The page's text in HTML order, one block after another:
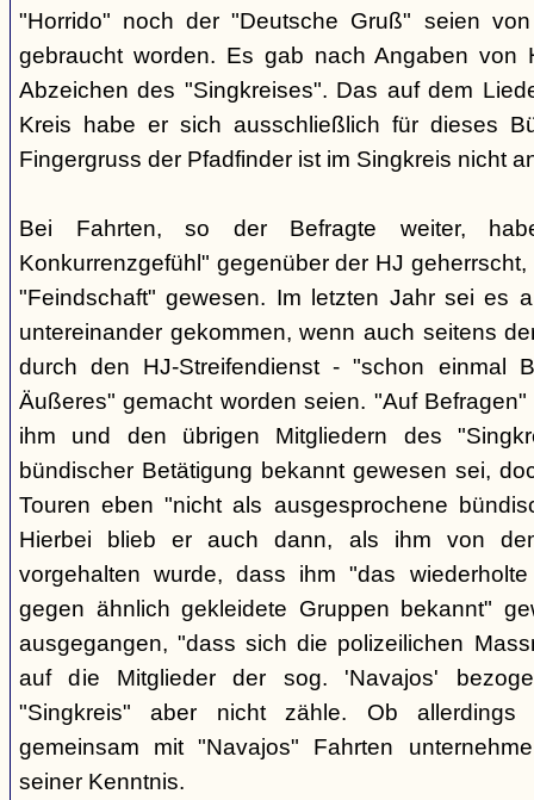
"Horrido" noch der "Deutsche Gruß" seien
gebraucht worden. Es gab nach Angaben von
Abzeichen des "Singkreises". Das auf dem
Kreis habe er sich ausschließlich für dieses
Fingergruss der Pfadfinder ist im Singkreis nicht
Bei Fahrten, so der Befragte weiter,
Konkurrenzgefühl" gegenüber der HJ
"Feindschaft" gewesen. Im letzten Jahr sei es
untereinander gekommen, wenn auch seitens
durch den HJ-Streifendienst - "schon einmal
Äußeres" gemacht worden seien. "Auf
ihm und den übrigen Mitgliedern des
bündischer Betätigung bekannt gewesen sei,
Touren eben "nicht als ausgesprochene
Hierbei blieb er auch dann, als ihm von
vorgehalten wurde, dass ihm "das
gegen ähnlich gekleidete Gruppen bekannt"
ausgegangen, "dass sich die polizeilichen
auf die Mitglieder der sog. 'Navajos'
"Singkreis" aber nicht zähle. Ob allerdings
gemeinsam mit "Navajos" Fahrten
seiner Kenntnis.